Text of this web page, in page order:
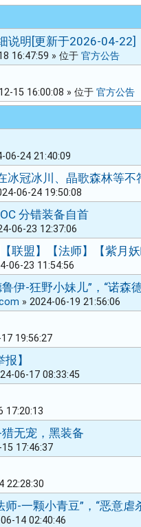
说明[更新于2026-04-22]
16:47:59 » 位于 官方公告
15 16:00:08 » 位于 官方公告
06-24 21:40:09
冰冠冰川、晶歌森林等
06-24 19:50:08
分错装备自首
06-23 12:37:06
联盟】【法师】【紫月
06-23 11:54:56
伊-狂野小妹儿”，“诺森
» 2024-06-19 21:56:06
19:56:27
】
06-17 08:33:45
17:20:13
无宠，黑装备
17:46:37
22:28:30
师-一颗小青豆”，“恶意虐
14 02:40:46